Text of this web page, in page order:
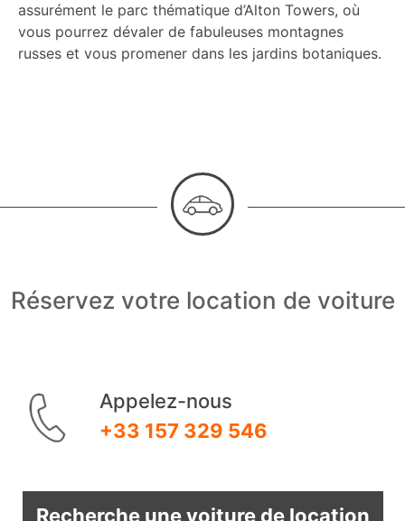
assurément le parc thématique d’Alton Towers, où
vous pourrez dévaler de fabuleuses montagnes
russes et vous promener dans les jardins botaniques.
Réservez votre location de voiture
Appelez-nous
+33 157 329 546
Recherche une voiture de location